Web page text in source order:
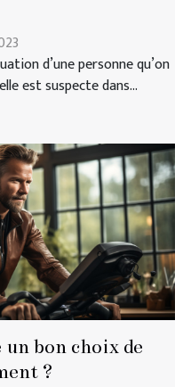
d’une personne qu’on
est suspecte dans...
bon choix de
?